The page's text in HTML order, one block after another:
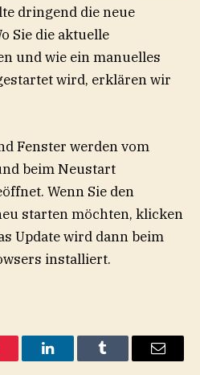
dringend die neue
Sie die aktuelle
und wie ein manuelles
wird, erklären wir
Fenster werden vom
beim Neustart
Wenn Sie den
starten möchten, klicken
Update wird dann beim
installiert.
LinkedInTumblr Email